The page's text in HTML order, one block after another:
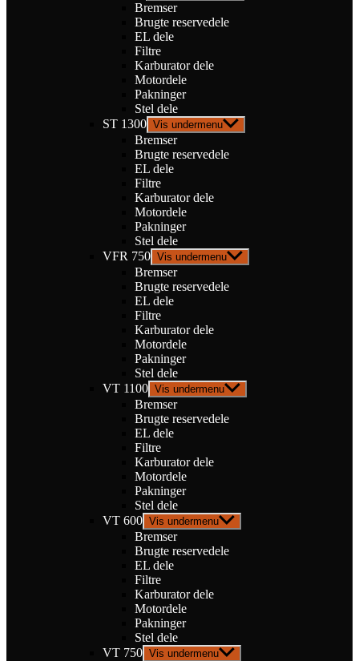
Bremser
Brugte reservedele
EL dele
Filtre
Karburator dele
Motordele
Pakninger
Stel dele
ST 1300 Vis undermenu
Bremser
Brugte reservedele
EL dele
Filtre
Karburator dele
Motordele
Pakninger
Stel dele
VFR 750 Vis undermenu
Bremser
Brugte reservedele
EL dele
Filtre
Karburator dele
Motordele
Pakninger
Stel dele
VT 1100 Vis undermenu
Bremser
Brugte reservedele
EL dele
Filtre
Karburator dele
Motordele
Pakninger
Stel dele
VT 600 Vis undermenu
Bremser
Brugte reservedele
EL dele
Filtre
Karburator dele
Motordele
Pakninger
Stel dele
VT 750 Vis undermenu